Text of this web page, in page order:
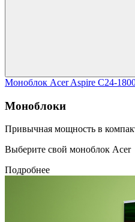
Моноблок Acer Aspire C24-
Моноблоки
Привычная мощность в
Выберите свой моноблок Acer
Подробнее